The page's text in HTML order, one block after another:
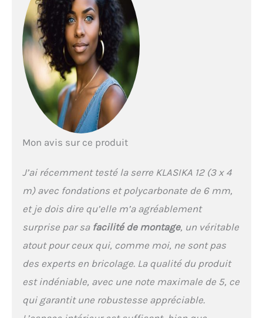
Mon avis sur ce produit
J’ai récemment testé la serre KLASIKA 12 (3 x 4
m) avec fondations et polycarbonate de 6 mm,
et je dois dire qu’elle m’a agréablement
surprise par sa facilité de montage, un véritable
atout pour ceux qui, comme moi, ne sont pas
des experts en bricolage. La qualité du produit
est indéniable, avec une note maximale de 5, ce
qui garantit une robustesse appréciable.